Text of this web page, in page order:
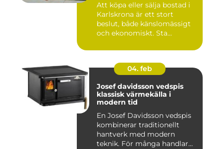
Att köpa eller sälja bostad i
Karlskrona är ett stort
beslut, både känslomässigt
och ekonomiskt. Sta...
04. feb
Josef davidsson vedspis
klassisk värmekälla i
modern tid
En Josef Davidsson vedspis
kombinerar traditionellt
hantverk med modern
teknik. För många handlar